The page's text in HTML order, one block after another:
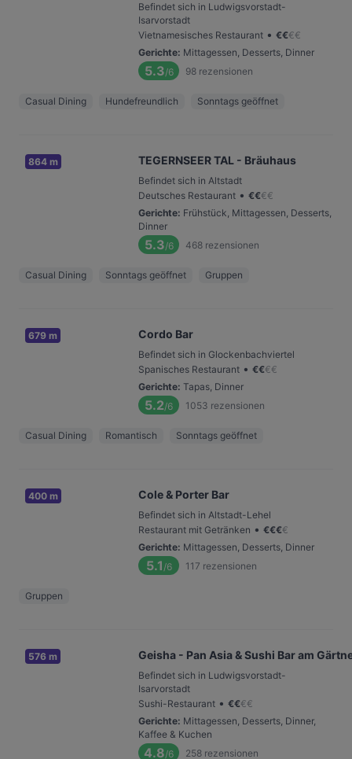
Befindet sich in Ludwigsvorstadt-
Isarvorstadt
Vietnamesisches Restaurant • €€€€
Gerichte: Mittagessen, Desserts, Dinner
5.3/6 98 rezensionen
Casual Dining Hundefreundlich Sonntags geöffnet
864 m TEGERNSEER TAL - Bräuhaus
Befindet sich in Altstadt
Deutsches Restaurant • €€€€
Gerichte: Frühstück, Mittagessen, Desserts,
Dinner
5.3/6 468 rezensionen
Casual Dining Sonntags geöffnet Gruppen
679 m Cordo Bar
Befindet sich in Glockenbachviertel
Spanisches Restaurant • €€€€
Gerichte: Tapas, Dinner
5.2/6 1053 rezensionen
Casual Dining Romantisch Sonntags geöffnet
400 m Cole & Porter Bar
Befindet sich in Altstadt-Lehel
Restaurant mit Getränken • €€€€
Gerichte: Mittagessen, Desserts, Dinner
5.1 /6 117 rezensionen
Gruppen
576 m Geisha - Pan Asia & Sushi Bar am
Befindet sich in Ludwigsvorstadt-
Isarvorstadt
Sushi-Restaurant • €€€€
Gerichte: Mittagessen, Desserts, Dinner,
Kaffee & Kuchen
4.8/6 258 rezensionen